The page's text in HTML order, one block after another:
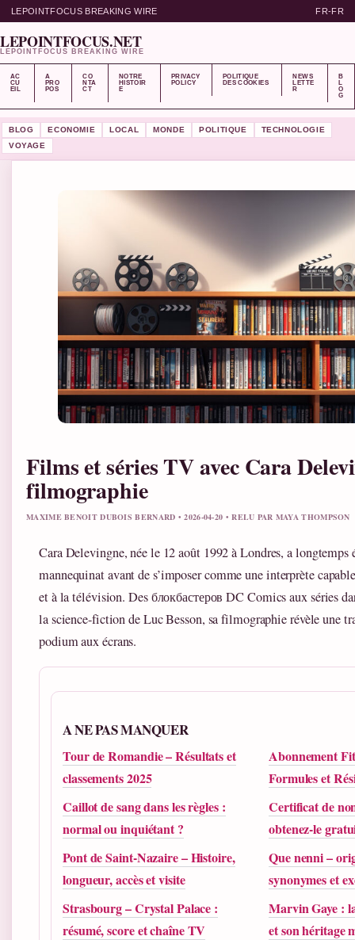
LEPOINTFOCUS BREAKING WIRE FR-FR
LEPOINTFOCUS.NET
LEPOINTFOCUS BREAKING WIRE
AC
CU
EIL
A
PRO
POS
CO
NTA
CT
NOTRE
HISTOIR
E
PRIVACY
POLICY
POLITIQUE
DES COOKIES
NEWS
LETTE
R
B
L
O
G
BLOG ECONOMIE LOCAL MONDE POLITIQUE
TECHNOLOGIE
VOYAGE
Films et séries TV avec Cara
filmographie
MAXIME BENOIT DUBOIS BERNARD • 2026-04-20 • RELU PAR MAYA THOMPSON
Cara Delevingne, née le 12 août 1992 à Londres, a longtemps
mannequinat avant de s’imposer comme une interprète
et à la télévision. Des блокбастеров DC Comics aux séries
la science-fiction de Luc Besson, sa filmographie révèle une
podium aux écrans.
A NE PAS MANQUER
Tour de Romandie – Résultats et
classements 2025
Abonnement
Formules et
Caillot de sang dans les règles :
normal ou inquiétant ?
Certificat de
obtenez-le
Pont de Saint-Nazaire – Histoire,
longueur, accès et visite
Que nenni –
synonymes et
Strasbourg – Crystal Palace :
résumé, score et chaîne TV
Marvin Gaye :
et son héritage